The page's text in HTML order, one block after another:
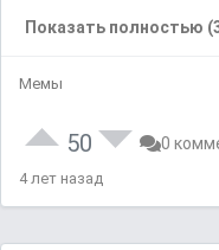
Показать полностью
Мемы
50 0
4 лет назад